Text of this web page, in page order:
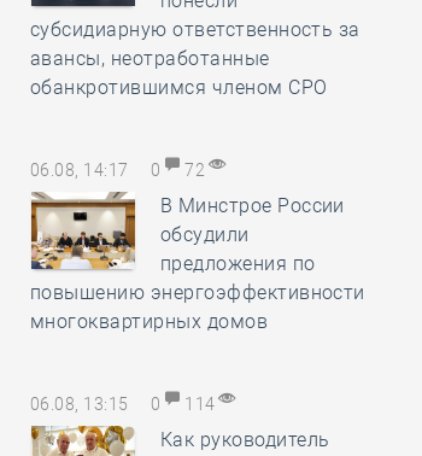
субсидиарную ответственность за
авансы, неотработанные
обанкротившимся членом СРО
06.08, 14:17 0 72
В Минстрое России
обсудили
предложения по
повышению энергоэффективности
многоквартирных домов
06.08, 13:15 0 114
Как руководитель